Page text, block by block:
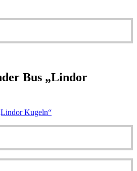
Bus „Lindor
Kugeln“